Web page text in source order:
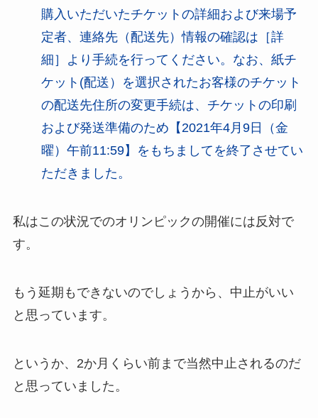
購入いただいたチケットの詳細および来場予
定者、連絡先（配送先）情報の確認は［詳
細］より手続を行ってください。なお、紙チ
ケット(配送）を選択されたお客様のチケット
の配送先住所の変更手続は、チケットの印刷
および発送準備のため【2021年4月9日（金
曜）午前11:59】をもちましてを終了させてい
ただきました。
私はこの状況でのオリンピックの開催には反対で
す。
もう延期もできないのでしょうから、中止がいい
と思っています。
というか、2か月くらい前まで当然中止されるのだ
と思っていました。